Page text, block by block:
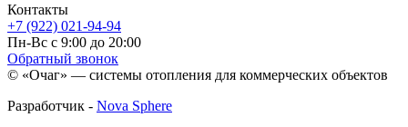
Контакты
+7 (922) 021-94-94
Пн-Вс с 9:00 до 20:00
Обратный звонок
© «Очаг» — системы отопления для коммерческих объектов
Разработчик - Nova Sphere